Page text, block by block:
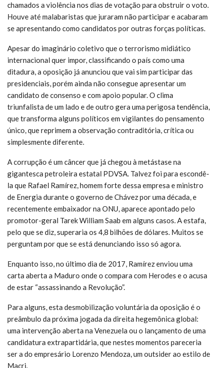
chamados a violência nos dias de votação para obstruir o voto.
Houve até malabaristas que juraram não participar e acabaram
se apresentando como candidatos por outras forças políticas.
Apesar do imaginário coletivo que o terrorismo midiático
internacional quer impor, classificando o país como uma
ditadura, a oposição já anunciou que vai sim participar das
presidenciais, porém ainda não consegue apresentar um
candidato de consenso e com apoio popular. O clima
triunfalista de um lado e de outro gera uma perigosa tendência,
que transforma alguns políticos em vigilantes do pensamento
único, que reprimem a observação contraditória, crítica ou
simplesmente diferente.
A corrupção é um câncer que já chegou à metástase na
gigantesca petroleira estatal PDVSA. Talvez foi para escondê-
la que Rafael Ramírez, homem forte dessa empresa e ministro
de Energia durante o governo de Chávez por uma década, e
recentemente embaixador na ONU, aparece apontado pelo
promotor-geral Tarek William Saab em alguns casos. A estafa,
pelo que se diz, superaria os 4,8 bilhões de dólares. Muitos se
perguntam por que se está denunciando isso só agora.
Enquanto isso, no último dia de 2017, Ramírez enviou uma
carta aberta a Maduro onde o compara com Herodes e o acusa
de estar “assassinando a Revolução”.
Para alguns, esta desmobilização voluntária da oposição é o
preâmbulo da próxima jogada da direita hegemônica global:
uma intervenção aberta na Venezuela ou o lançamento de uma
candidatura extrapartidária, que nestes momentos pareceria
ser a do empresário Lorenzo Mendoza, um outsider ao estilo de
Macri.